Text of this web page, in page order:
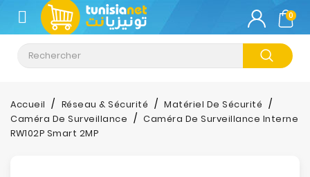
CATÉGORIE
Climatisation
Informatique
Téléphonie
0
Accueil Réseau & Sécurité
Matériel De Sécurité
Caméra De Surveillance
Caméra De Surveillance Interne
RW102P Smart 2MP